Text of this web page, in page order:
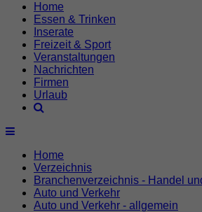
Home
Essen & Trinken
Inserate
Freizeit & Sport
Veranstaltungen
Nachrichten
Firmen
Urlaub
Home
Verzeichnis
Branchenverzeichnis - Handel
Auto und Verkehr
Auto und Verkehr - allgemein